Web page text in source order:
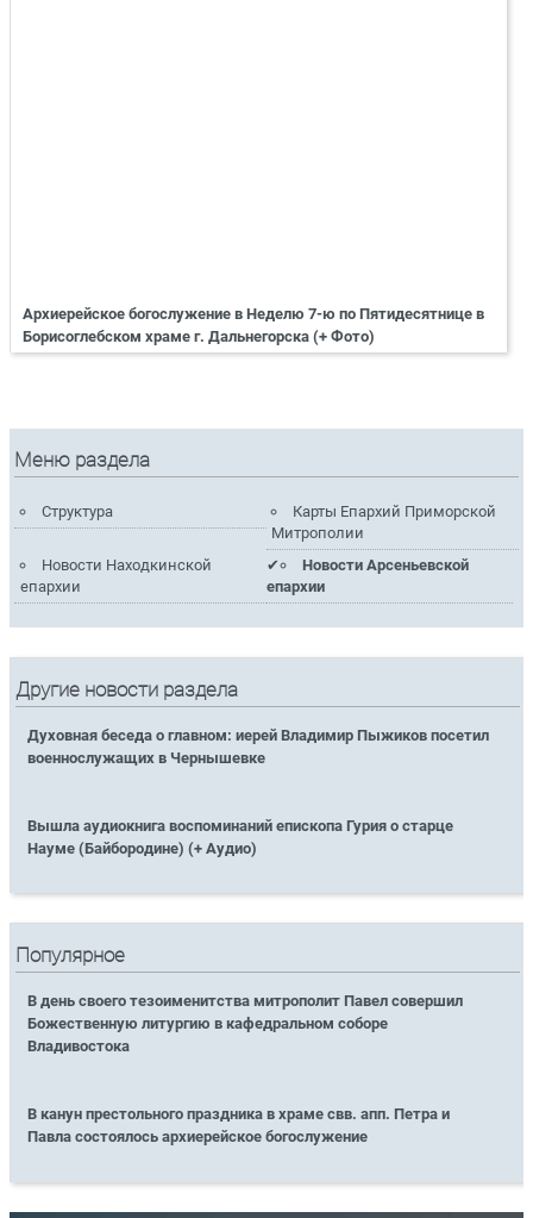
Архиерейское богослужение в Неделю 7-ю по Пятидесятнице в
Борисоглебском храме г. Дальнегорска (+ Фото)
Меню раздела
Структура
Карты Епархий Приморской
Митрополии
Новости Находкинской
епархии
Новости Арсеньевской
епархии
Другие новости раздела
Духовная беседа о главном: иерей Владимир Пыжиков посетил
военнослужащих в Чернышевке
Вышла аудиокнига воспоминаний епископа Гурия о старце
Науме (Байбородине) (+ Аудио)
Популярное
В день своего тезоименитства митрополит Павел совершил
Божественную литургию в кафедральном соборе
Владивостока
В канун престольного праздника в храме свв. апп. Петра и
Павла состоялось архиерейское богослужение